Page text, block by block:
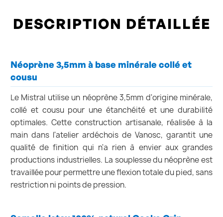
DESCRIPTION DÉTAILLÉE
Néoprène 3,5mm à base minérale collé et
cousu
Le Mistral utilise un néoprène 3,5mm d'origine minérale,
collé et cousu pour une étanchéité et une durabilité
optimales. Cette construction artisanale, réalisée à la
main dans l'atelier ardéchois de Vanosc, garantit une
qualité de finition qui n'a rien à envier aux grandes
productions industrielles. La souplesse du néoprène est
travaillée pour permettre une flexion totale du pied, sans
restriction ni points de pression.